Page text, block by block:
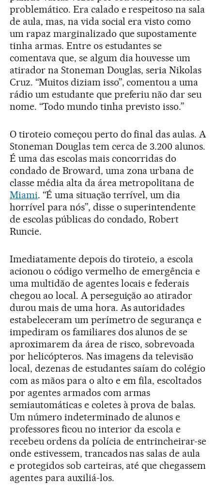
problemático. Era calado e respeitoso na sala
de aula, mas, na vida social era visto como
um rapaz marginalizado que supostamente
tinha armas. Entre os estudantes se
comentava que, se algum dia houvesse um
atirador na Stoneman Douglas, seria Nikolas
Cruz. “Muitos diziam isso”, comentou a uma
rádio um estudante que preferiu não dar seu
nome. “Todo mundo tinha previsto isso.”
O tiroteio começou perto do final das aulas. A
Stoneman Douglas tem cerca de 3.200 alunos.
É uma das escolas mais concorridas do
condado de Broward, uma zona urbana de
classe média alta da área metropolitana de
Miami. “É uma situação terrível, um dia
horrível para nós”, disse o superintendente
de escolas públicas do condado, Robert
Runcie.
Imediatamente depois do tiroteio, a escola
acionou o código vermelho de emergência e
uma multidão de agentes locais e federais
chegou ao local. A perseguição ao atirador
durou mais de uma hora. As autoridades
estabeleceram um perímetro de segurança e
impediram os familiares dos alunos de se
aproximarem da área de risco, sobrevoada
por helicópteros. Nas imagens da televisão
local, dezenas de estudantes saíam do colégio
com as mãos para o alto e em fila, escoltados
por agentes armados com armas
semiautomáticas e coletes à prova de balas.
Um número indeterminado de alunos e
professores ficou no interior da escola e
recebeu ordens da polícia de entrincheirar-se
onde estivessem, trancados nas salas de aula
e protegidos sob carteiras, até que chegassem
agentes para auxiliá-los.